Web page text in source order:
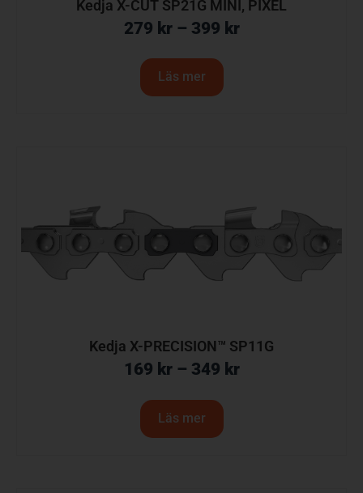
Kedja X-CUT SP21G MINI, PIXEL
279 kr – 399 kr
Läs mer
Kedja X-PRECISION™ SP11G
169 kr – 349 kr
Läs mer